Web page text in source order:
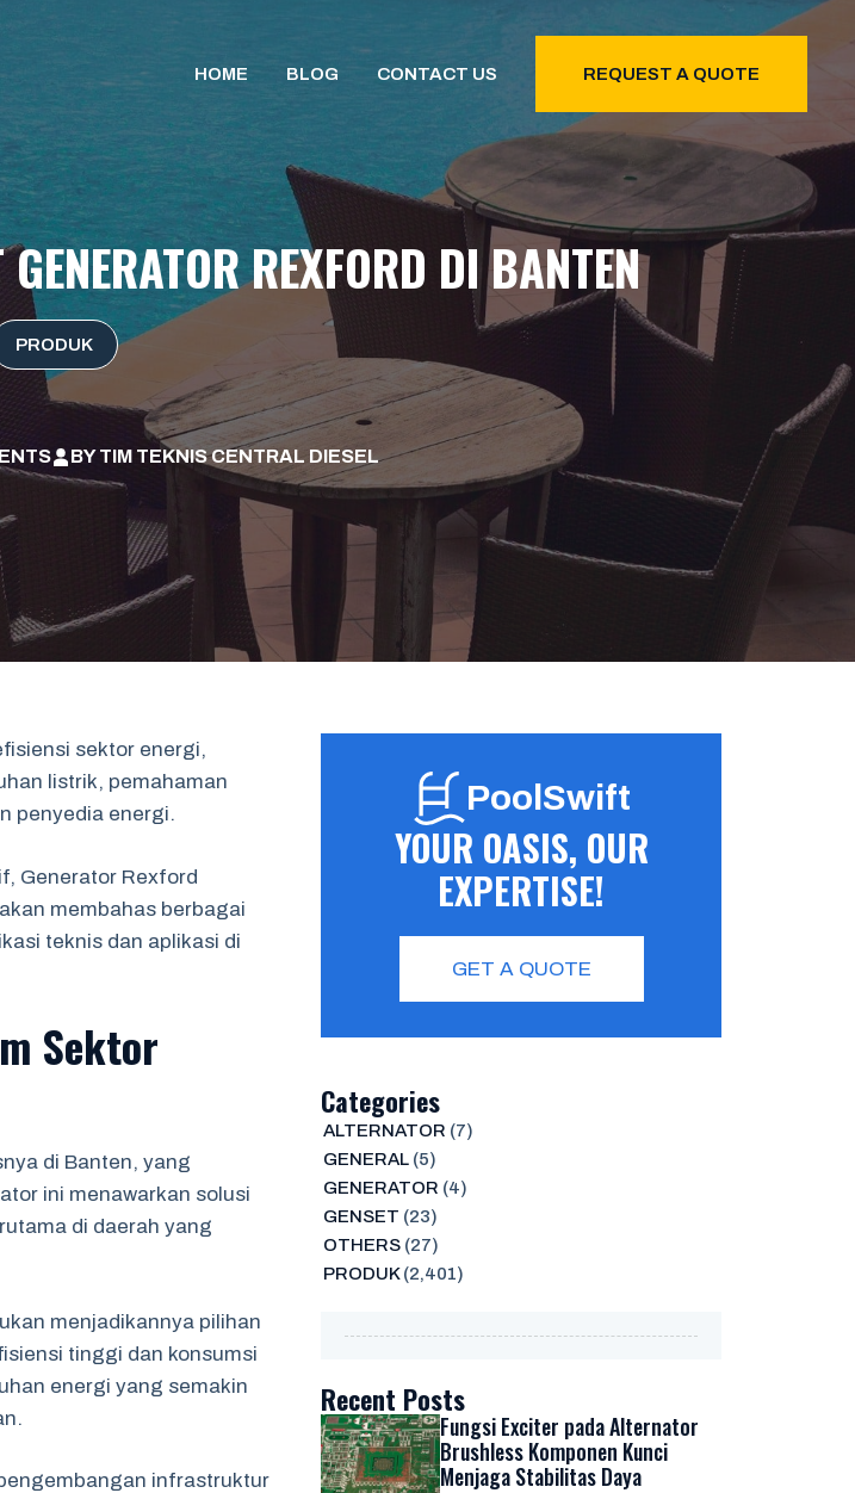
HOME BLOG CONTACT US REQUEST A QUOTE
REXFORD DI BANTEN
PRODUK
BYTIM TEKNIS CENTRAL DIESEL
sektor energi,
listrik, pemahaman
penyedia energi.
Generator Rexford
membahas berbagai
teknis dan aplikasi di
Sektor
di Banten, yang
ini menawarkan solusi
di daerah yang
menjadikannya pilihan
tinggi dan konsumsi
energi yang semakin
infrastruktur
PoolSwift
YOUR OASIS, OUR
EXPERTISE!
GET A QUOTE
Categories
ALTERNATOR (7)
GENERAL(5)
GENERATOR (4)
GENSET (23)
OTHERS(27)
PRODUK(2,401)
Recent Posts
Fungsi Exciter pada Alternator
Brushless Komponen Kunci
Menjaga Stabilitas Daya